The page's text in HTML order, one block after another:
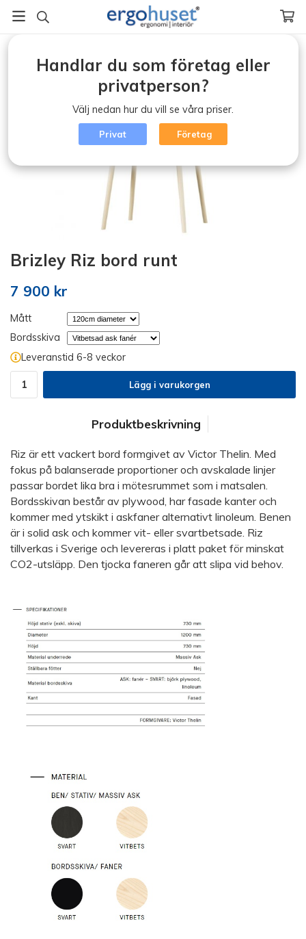
Brizley Riz bord runt
7 900 kr
Mått
Bordsskiva
Leveranstid 6-8 veckor
Lägg i varukorgen
Produktbeskrivning
Riz är ett vackert bord formgivet av Victor Thelin. Med
fokus på balanserade proportioner och avskalade linjer
passar bordet lika bra i mötesrummet som i matsalen.
Bordsskivan består av plywood, har fasade kanter och
kommer med ytskikt i askfaner alternativt linoleum. Benen
är i solid ask och kommer vit- eller svartbetsade. Riz
tillverkas i Sverige och levereras i platt paket för minskat
CO2-utsläpp. Den tjocka faneren går att slipa vid behov.
Handlar du som företag eller
privatperson?
Välj nedan hur du vill se våra priser.
Privat Företag